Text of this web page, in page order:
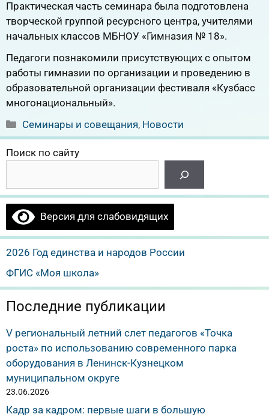
Практическая часть семинара была подготовлена
творческой группой ресурсного центра, учителями
начальных классов МБНОУ «Гимназия № 18».
Педагоги познакомили присутствующих с опытом
работы гимназии по организации и проведению в
образовательной организации фестиваля «Кузбасс
многонациональный».
Рубрики
Семинары и совещания, Новости
Поиск по сайту
Версия для слабовидящих
2026 Год единства и народов России
ФГИС «Моя школа»
Последние публикации
V региональный летний слет педагогов «Точка
роста» по использованию современного парка
оборудования в Ленинск-Кузнецком
муниципальном округе
23.06.2026
Кадр за кадром: первые шаги в большую